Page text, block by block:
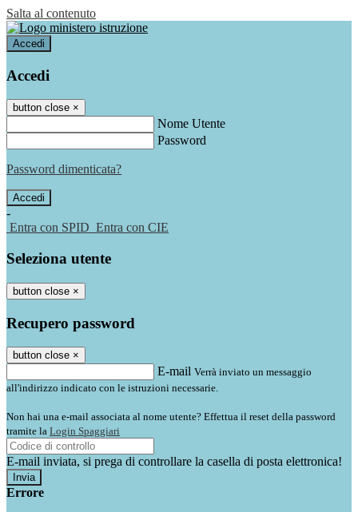
Salta al contenuto
Accedi
Accedi
button close ×
Nome Utente
Password
Password dimenticata?
-
Entra con SPID Entra con CIE
Seleziona utente
button close ×
Recupero password
button close ×
E-mail Verrà inviato un messaggio
all'indirizzo indicato con le istruzioni necessarie.
Non hai una e-mail associata al nome utente? Effettua il reset della password
tramite la Login Spaggiari
E-mail inviata, si prega di controllare la casella di posta elettronica!
Errore